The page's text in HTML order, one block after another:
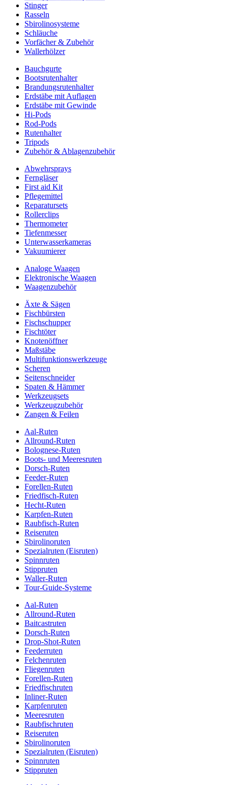
Stinger
Rasseln
Sbirolinosysteme
Schläuche
Vorfächer & Zubehör
Wallerhölzer
Bauchgurte
Bootsrutenhalter
Brandungsrutenhalter
Erdstäbe mit Auflagen
Erdstäbe mit Gewinde
Hi-Pods
Rod-Pods
Rutenhalter
Tripods
Zubehör & Ablagenzubehör
Abwehrsprays
Ferngläser
First aid Kit
Pflegemittel
Reparatursets
Rollerclips
Thermometer
Tiefenmesser
Unterwasserkameras
Vakuumierer
Analoge Waagen
Elektronische Waagen
Waagenzubehör
Äxte & Sägen
Fischbürsten
Fischschupper
Fischtöter
Knotenöffner
Maßstäbe
Multifunktionswerkzeuge
Scheren
Seitenschneider
Spaten & Hämmer
Werkzeugsets
Werkzeugzubehör
Zangen & Feilen
Aal-Ruten
Allround-Ruten
Bolognese-Ruten
Boots- und Meeresruten
Dorsch-Ruten
Feeder-Ruten
Forellen-Ruten
Friedfisch-Ruten
Hecht-Ruten
Karpfen-Ruten
Raubfisch-Ruten
Reiseruten
Sbirolinoruten
Spezialruten (Eisruten)
Spinnruten
Stippruten
Waller-Ruten
Tour-Guide-Systeme
Aal-Ruten
Allround-Ruten
Baitcastruten
Dorsch-Ruten
Drop-Shot-Ruten
Feederruten
Felchenruten
Fliegenruten
Forellen-Ruten
Friedfischruten
Inliner-Ruten
Karpfenruten
Meeresruten
Raubfischruten
Reiseruten
Sbirolinoruten
Spezialruten (Eisruten)
Spinnruten
Stippruten